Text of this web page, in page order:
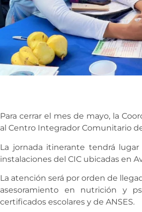
Para cerrar el mes de mayo, la
al Centro Integrador Comunitario
La jornada itinerante tendrá
instalaciones del CIC ubicadas en
La atención será por orden de
asesoramiento en nutrición y
certificados escolares y de ANSES.